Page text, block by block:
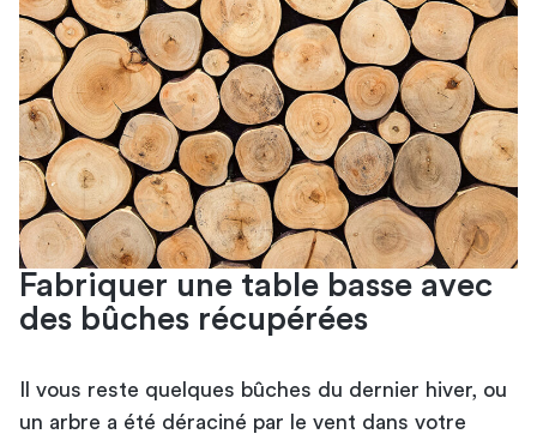
Fabriquer une table basse avec
des bûches récupérées
Il vous reste quelques bûches du dernier hiver, ou
un arbre a été déraciné par le vent dans votre